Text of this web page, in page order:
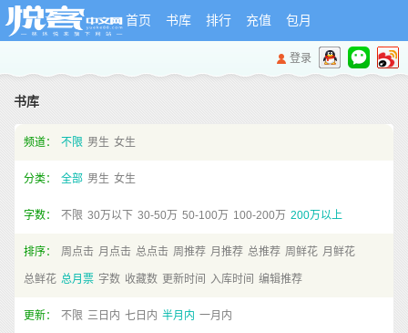
首页 书库 排行 充值 包月
登录
书库
频道： 不限 男生 女生
分类： 全部 男生 女生
字数： 不限 30万以下 30-50万 50-100万 100-200万 200万以上
排序： 周点击 月点击 总点击 周推荐 月推荐 总推荐 周鲜花 月鲜花
总鲜花 总月票 字数 收藏数 更新时间 入库时间 编辑推荐
更新： 不限 三日内 七日内 半月内 一月内